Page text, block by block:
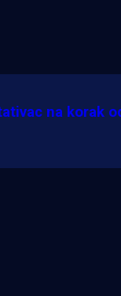
na korak